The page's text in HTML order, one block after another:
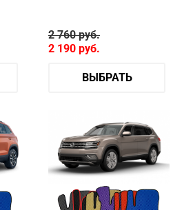
2 760руб.
2 190 руб.
ВЫБРАТЬ